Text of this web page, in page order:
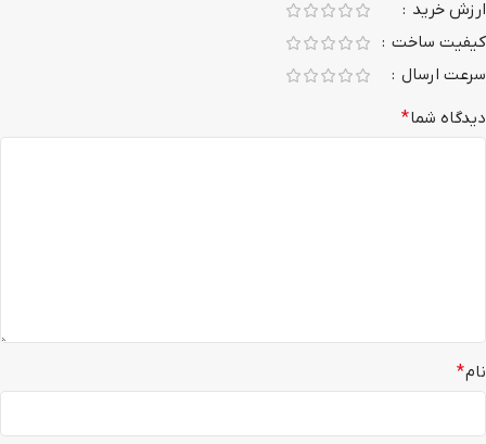
ارزش خرید
کیفیت ساخت
سرعت ارسال
دیدگاه شما*
نام*